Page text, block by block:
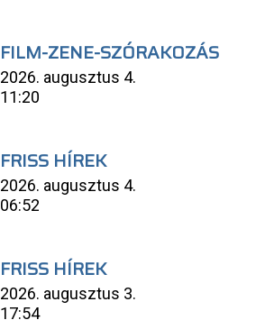
FILM-ZENE-SZÓRAKOZÁS
2026. augusztus 4.
11:20
FRISS HÍREK
2026. augusztus 4.
06:52
FRISS HÍREK
2026. augusztus 3.
17:54